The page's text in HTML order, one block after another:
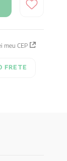
meu CEP
FRETE